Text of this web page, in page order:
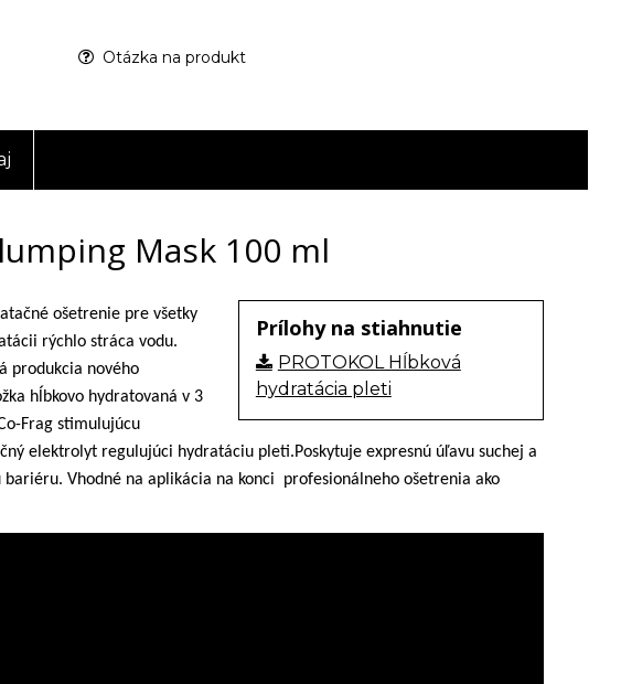
Otázka na produkt
Mask 100 ml
Prílohy na stiahnutie
PROTOKOL Hĺbková
hydratácia pleti
ošetrenie pre všetky
rýchlo stráca vodu.
produkcia nového
hĺbkovo hydratovaná v 3
Frag stimulujúcu
elektrolyt regulujúci hydratáciu pleti.Poskytuje expresnú úľavu suchej a
Vhodné na aplikácia na konci
profesionálneho ošetrenia ako